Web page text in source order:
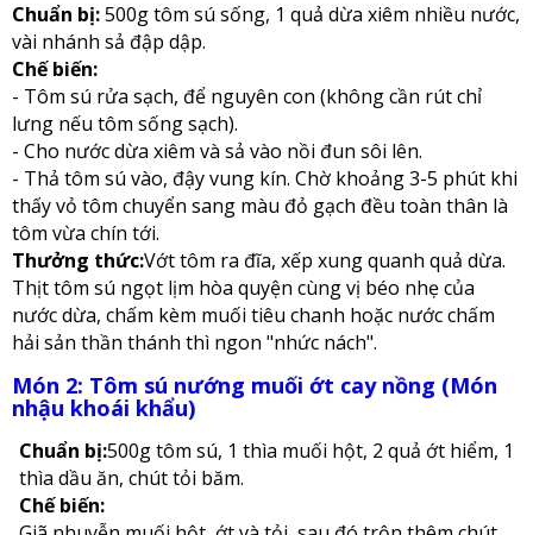
Chuẩn bị:500g tôm sú sống, 1 quả dừa xiêm nhiều nước,
vài nhánh sả đập dập.
Chế biến:
- Tôm sú rửa sạch, để nguyên con (không cần rút chỉ
lưng nếu tôm sống sạch).
- Cho nước dừa xiêm và sả vào nồi đun sôi lên.
- Thả tôm sú vào, đậy vung kín. Chờ khoảng 3-5 phút khi
thấy vỏ tôm chuyển sang màu đỏ gạch đều toàn thân là
tôm vừa chín tới.
Thưởng thức:Vớt tôm ra đĩa, xếp xung quanh quả dừa.
Thịt tôm sú ngọt lịm hòa quyện cùng vị béo nhẹ của
nước dừa, chấm kèm muối tiêu chanh hoặc nước chấm
hải sản thần thánh thì ngon "nhức nách".
Món 2: Tôm sú nướng muối ớt cay nồng (Món
nhậu khoái khẩu)
Chuẩn bị:500g tôm sú, 1 thìa muối hột, 2 quả ớt hiểm, 1
thìa dầu ăn, chút tỏi băm.
Chế biến: